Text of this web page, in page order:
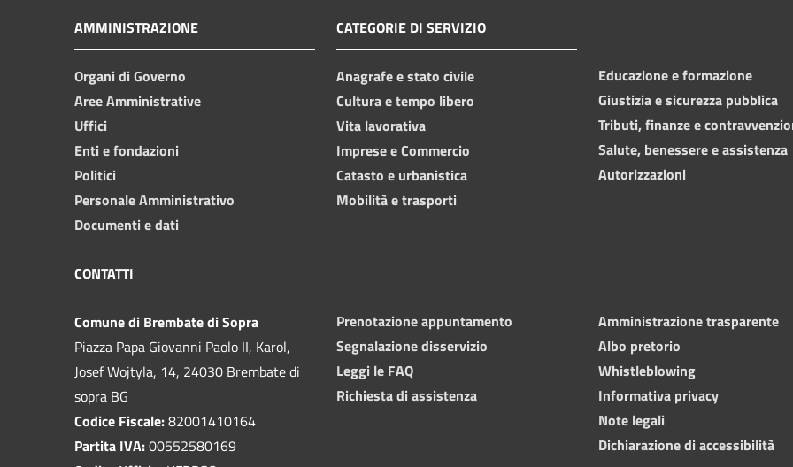
AMMINISTRAZIONE
Organi di Governo
Aree Amministrative
Uffici
Enti e fondazioni
Politici
Personale Amministrativo
Documenti e dati
CATEGORIE DI SERVIZIO
Anagrafe e stato civile
Cultura e tempo libero
Vita lavorativa
Imprese e Commercio
Catasto e urbanistica
Mobilità e trasporti
Educazione e formazione
Giustizia e sicurezza pubblica
Tributi, finanze e
Salute, benessere e assistenza
Autorizzazioni
CONTATTI
Comune di Brembate di Sopra
Piazza Papa Giovanni Paolo II, Karol,
Josef Wojtyla, 14, 24030 Brembate di
sopra BG
Codice Fiscale:82001410164
Partita IVA:00552580169
Prenotazione appuntamento
Segnalazione disservizio
Leggi le FAQ
Richiesta di assistenza
Amministrazione trasparente
Albo pretorio
Whistleblowing
Informativa privacy
Note legali
Dichiarazione di accessibilità